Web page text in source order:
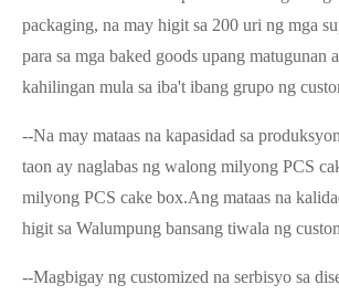
packaging, na may higit sa 200 uri ng mga
para sa mga baked goods upang matugunan
kahilingan mula sa iba't ibang grupo ng
--Na may mataas na kapasidad sa
taon ay naglabas ng walong milyong PCS
milyong PCS cake box.Ang mataas na
higit sa Walumpung bansang tiwala ng
--Magbigay ng customized na serbisyo sa